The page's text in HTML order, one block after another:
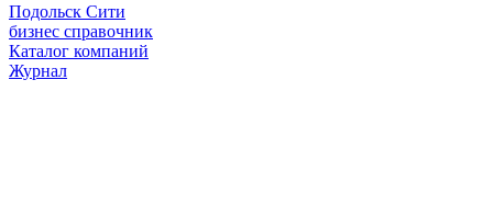
Подольск Сити
бизнес справочник
Каталог компаний
Журнал